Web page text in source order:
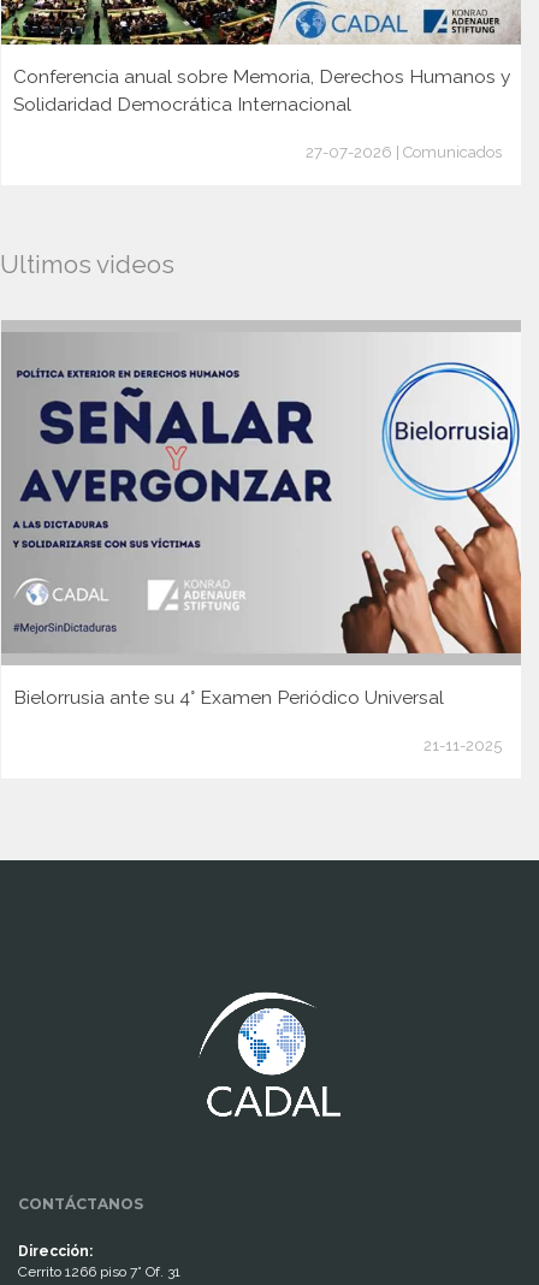
Conferencia anual sobre Memoria, Derechos Humanos y
Solidaridad Democrática Internacional
27-07-2026 | Comunicados
Ultimos videos
Bielorrusia ante su 4° Examen Periódico Universal
21-11-2025
CONTÁCTANOS
Dirección:
Cerrito 1266 piso 7° Of. 31